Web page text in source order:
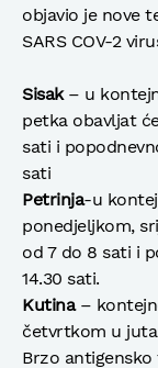
objavio je nove
SARS COV-2
Sisak– u
petka obavljat
sati i
sati
Petrinja-u
ponedjeljkom,
od 7 do 8 sati i
14.30 sati.
Kutina–
četvrtkom u
Brzo antigensko